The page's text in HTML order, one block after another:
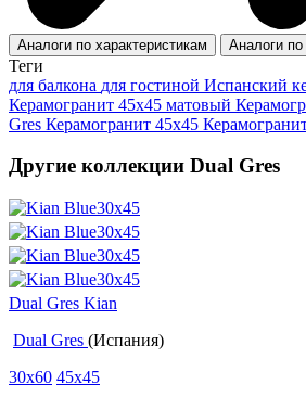
Аналоги по характеристикам Аналоги
Теги
для балкона для гостиной Испанский
Керамогранит 45x45 матовый
Gres Керамогранит 45x45
Другие коллекции Dual Gres
Dual Gres Kian
Dual Gres (Испания)
30x60 45x45